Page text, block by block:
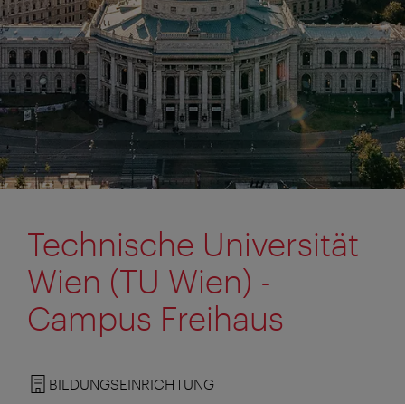
Technische Universität
Wien (TU Wien) -
Campus Freihaus
BILDUNGSEINRICHTUNG